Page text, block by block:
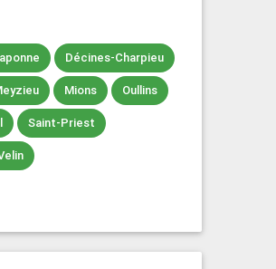
Décines-Charpieu
Mions Oullins
Saint-Priest